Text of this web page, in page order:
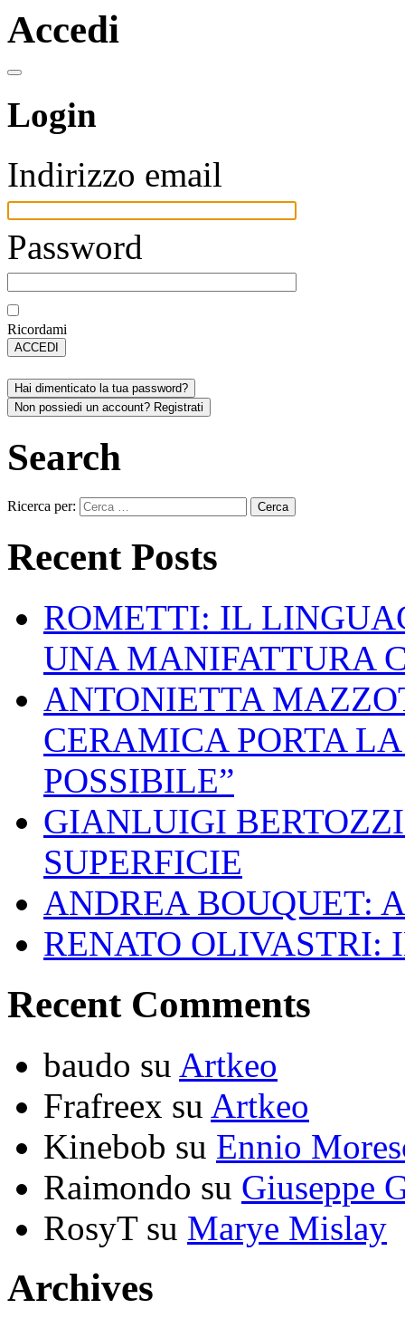
Accedi
Login
Indirizzo email
Password
Ricordami
ACCEDI
Hai dimenticato la tua password?
Non possiedi un account? Registrati
Search
Ricerca per:
Recent Posts
ROMETTI: IL
UNA MANIFATTURA
ANTONIETTA
CERAMICA PORTA
POSSIBILE”
GIANLUIGI
SUPERFICIE
ANDREA BOUQUET:
RENATO OLIVASTRI:
Recent Comments
baudo su Artkeo
Frafreex su Artkeo
Kinebob su Ennio
Raimondo su Giuseppe
RosyTsu Marye Mislay
Archives